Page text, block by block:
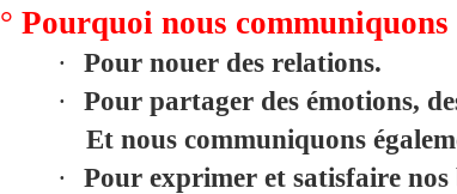
°Pourquoi nous communiquons
·
Pour nouer des relations.
·
Pour partager des émotions,
Et nous communiquons
·
Pour exprimer et satisfaire nos